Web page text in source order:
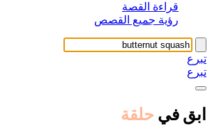
قراءة القصة
رؤية جميع القصص
تبرع
تبرع
ابق في حلقة